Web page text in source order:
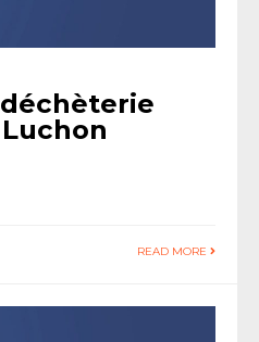
READ MORE